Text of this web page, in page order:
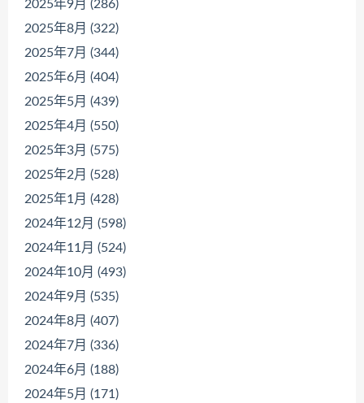
2025年9月 (286)
2025年8月 (322)
2025年7月 (344)
2025年6月 (404)
2025年5月 (439)
2025年4月 (550)
2025年3月 (575)
2025年2月 (528)
2025年1月 (428)
2024年12月 (598)
2024年11月 (524)
2024年10月 (493)
2024年9月 (535)
2024年8月 (407)
2024年7月 (336)
2024年6月 (188)
2024年5月 (171)